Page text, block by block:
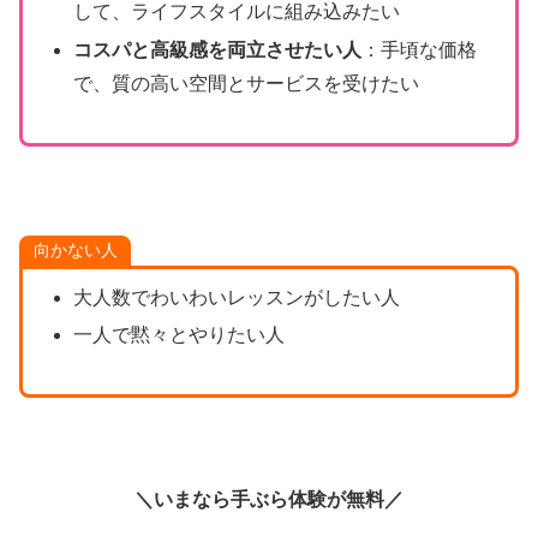
して、ライフスタイルに組み込みたい
コスパと高級感を両立させたい人 ：手頃な価格
で、質の高い空間とサービスを受けたい
向かない人
大人数でわいわいレッスンがしたい人
一人で黙々とやりたい人
＼いまなら手ぶら体験が無料／